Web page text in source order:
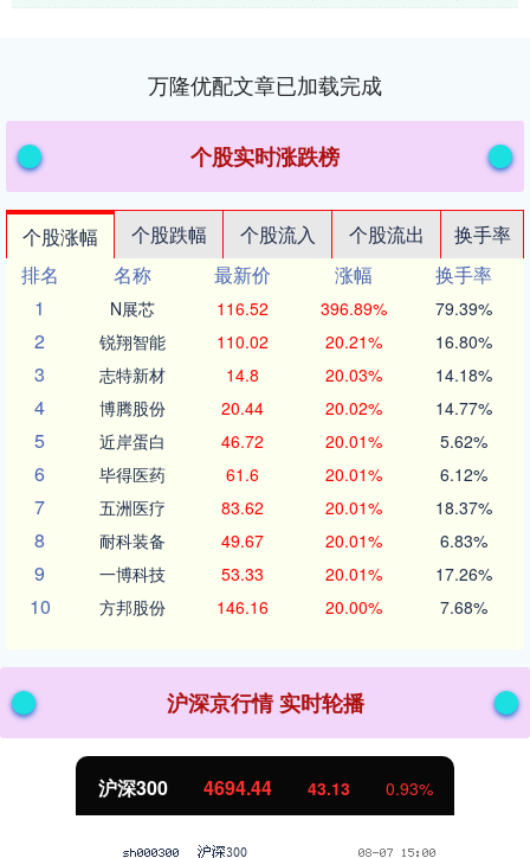
万隆优配文章已加载完成
个股实时涨跌榜
个股涨幅 个股跌幅 个股流入 个股流出
换手率
排名
名称 最新价 涨幅
换手率
1
N展芯 116.52 396.89% 79.39%
2 锐翔智能 110.02 20.21% 16.80%
3 志特新材 14.8 20.03% 14.18%
4 博腾股份 20.44 20.02% 14.77%
5 近岸蛋白 46.72 20.01% 5.62%
6 毕得医药 61.6 20.01% 6.12%
7 五洲医疗 83.62 20.01% 18.37%
8 耐科装备 49.67 20.01% 6.83%
9 一博科技 53.33 20.01% 17.26%
10 方邦股份 146.16 20.00% 7.68%
沪深京行情 实时轮播
沪深300 4694.44 43.13 0.93%